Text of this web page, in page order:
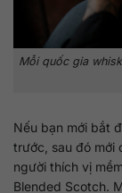
Mỗi quốc gia
Nếu bạn mới bắt
trước, sau đó mới
người thích vị
Blended Scotch.